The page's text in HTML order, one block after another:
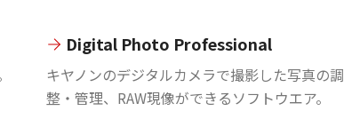
Digital Photo Professional
キヤノンのデジタルカメラで撮影した写真の調
整・管理、RAW現像ができるソフトウエア。